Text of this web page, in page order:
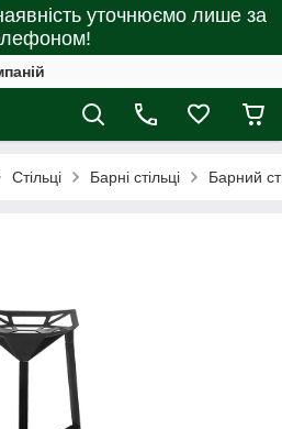
уточнюємо лише за
Стільці Барні стільці Барний